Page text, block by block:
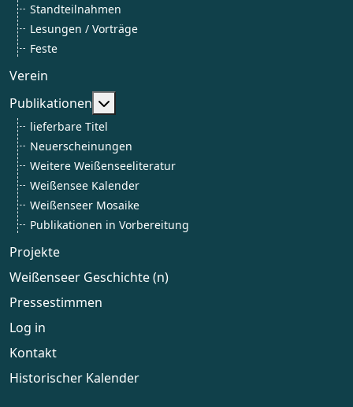
Standteilnahmen
Lesungen / Vorträge
Feste
Verein
Publikationen
Weitere Informationen: Publikationen
lieferbare Titel
Neuerscheinungen
Weitere Weißenseeliteratur
Weißensee Kalender
Weißenseer Mosaike
Publikationen in Vorbereitung
Projekte
Weißenseer Geschichte (n)
Pressestimmen
Log in
Kontakt
Historischer Kalender